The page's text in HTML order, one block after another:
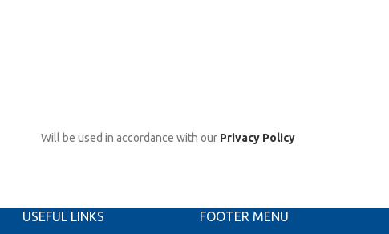
Will be used in accordance with our Privacy Policy
USEFUL LINKS FOOTER MENU